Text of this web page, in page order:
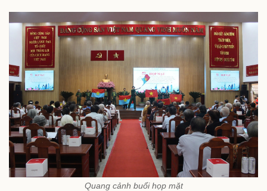
Quang cảnh buổi họp mặt